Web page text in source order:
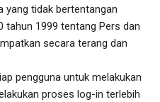
yang tidak bertentangan
tahun 1999 tentang Pers dan
secara terang dan
pengguna untuk melakukan
proses log-in terlebih